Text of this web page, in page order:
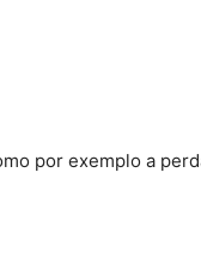
por exemplo a